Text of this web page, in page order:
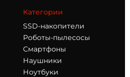
Категории
SSD-накопители
Роботы-пылесосы
Смартфоны
Наушники
Ноутбуки